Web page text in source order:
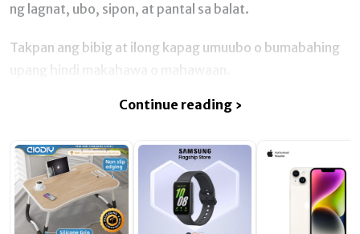
ng lagnat, ubo, sipon, at pantal sa balat.
Takpan ang bibig at ilong kapag umuubo o bumabahing
Continue reading ›